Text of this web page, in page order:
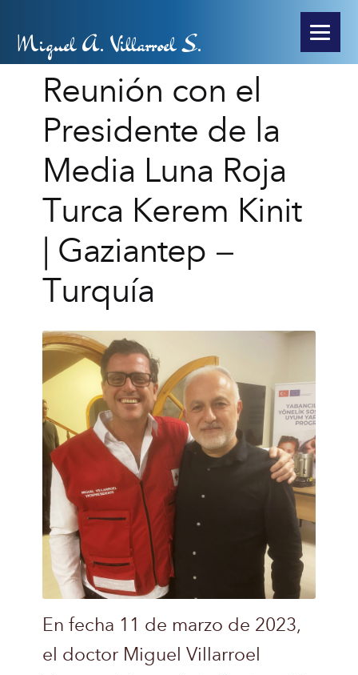
Miguel A. Villarroel S.
Reunión con el
Presidente de la
Media Luna Roja
Turca Kerem Kinit
| Gaziantep –
Turquía
En fecha 11 de marzo de 2023,
el doctor Miguel Villarroel